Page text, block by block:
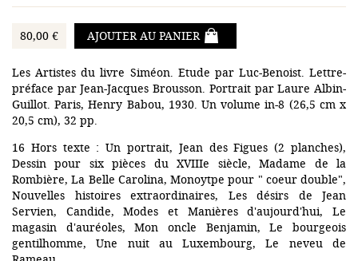
80,00 € AJOUTER AU PANIER
Les Artistes du livre Siméon. Etude par Luc-Benoist. Lettre-
préface par Jean-Jacques Brousson. Portrait par Laure Albin-
Guillot. Paris, Henry Babou, 1930. Un volume in-8 (26,5 cm x
20,5 cm), 32 pp.
16 Hors texte : Un portrait, Jean des Figues (2 planches),
Dessin pour six pièces du XVIIIe siècle, Madame de la
Rombière, La Belle Carolina, Monoytpe pour " coeur double",
Nouvelles histoires extraordinaires, Les désirs de Jean
Servien, Candide, Modes et Manières d'aujourd'hui, Le
magasin d'auréoles, Mon oncle Benjamin, Le bourgeois
gentilhomme, Une nuit au Luxembourg, Le neveu de